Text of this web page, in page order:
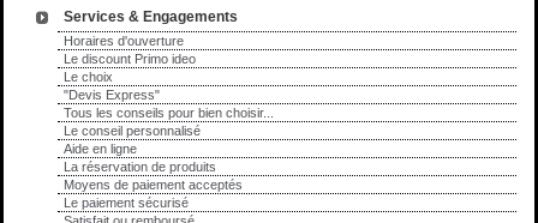
Services & Engagements
Horaires d'ouverture
Le discount Primo ideo
Le choix
"Devis Express"
Tous les conseils pour bien choisir...
Le conseil personnalisé
Aide en ligne
La réservation de produits
Moyens de paiement acceptés
Le paiement sécurisé